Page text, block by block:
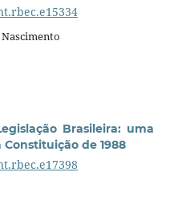
Nascimento
Brasileira: uma
de 1988